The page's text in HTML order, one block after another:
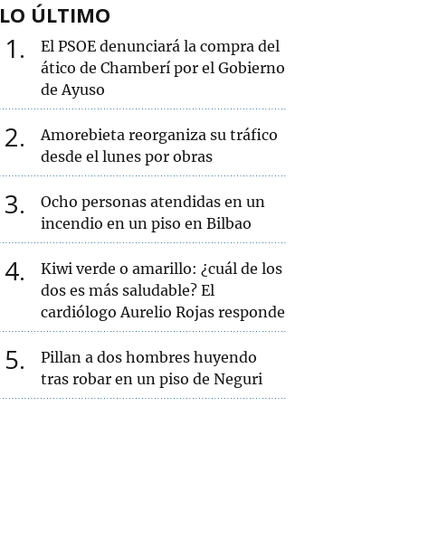
LO ÚLTIMO
1
El PSOE denunciará la compra del
ático de Chamberí por el Gobierno
de Ayuso
2
Amorebieta reorganiza su tráfico
desde el lunes por obras
3
Ocho personas atendidas en un
incendio en un piso en Bilbao
4
Kiwi verde o amarillo: ¿cuál de los
dos es más saludable? El
cardiólogo Aurelio Rojas responde
5
Pillan a dos hombres huyendo
tras robar en un piso de Neguri